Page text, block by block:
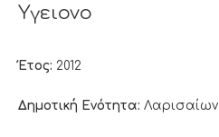
Υγειονο
Έτος: 2012
Δημοτική Ενότητα: Λαρισαίων